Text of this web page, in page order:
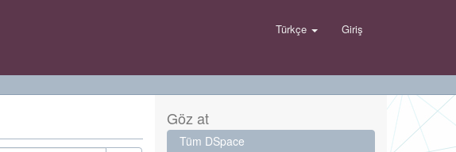
Türkçe Giriş
Göz at
Tüm DSpace